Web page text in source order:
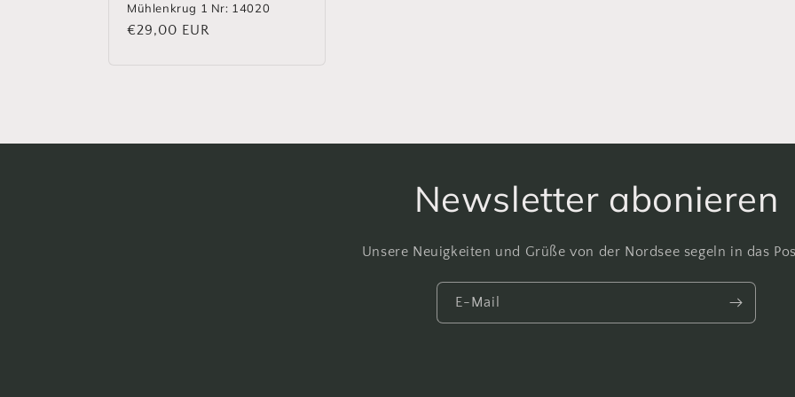
Mühlenkrug 1 Nr: 14020
Normaler
€29,00 EUR
Newsletter abonieren
Unsere Neuigkeiten und Grüße von der Nordsee segeln in das
E-Mail